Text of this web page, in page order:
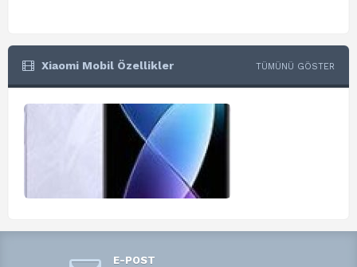
Xiaomi Mobil Özellikler TÜMÜNÜ GÖSTER
E-POST